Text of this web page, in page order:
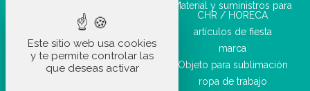
Material y suministros para
CHR / HORECA
artículos de fiesta
marca
Objeto para sublimación
ropa de trabajo
Este sitio web usa cookies
y te permite controlar las
que deseas activar